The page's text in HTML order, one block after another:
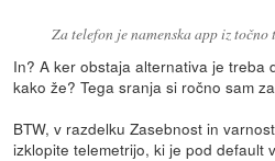
Za telefon je namenska app iz točno
In? A ker obstaja alternativa je treba
kako že? Tega sranja si ročno sam
BTW, v razdelku Zasebnost in
izklopite telemetrijo, ki je pod default